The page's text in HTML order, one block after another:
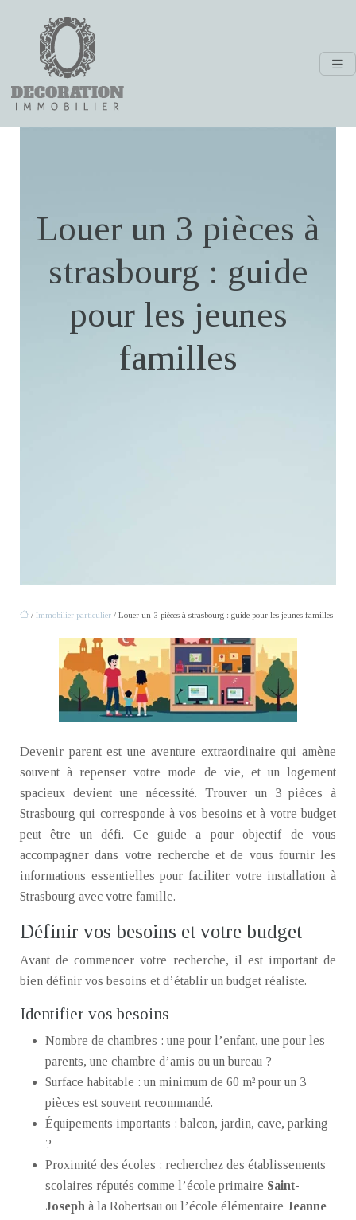
Louer un 3 pièces à
strasbourg : guide
pour les jeunes
familles
/ Immobilier particulier / Louer un 3 pièces à strasbourg : guide pour les jeunes familles
Devenir parent est une aventure extraordinaire qui amène
souvent à repenser votre mode de vie, et un logement
spacieux devient une nécessité. Trouver un 3 pièces à
Strasbourg qui corresponde à vos besoins et à votre budget
peut être un défi. Ce guide a pour objectif de vous
accompagner dans votre recherche et de vous fournir les
informations essentielles pour faciliter votre installation à
Strasbourg avec votre famille.
Définir vos besoins et votre budget
Avant de commencer votre recherche, il est important de
bien définir vos besoins et d’établir un budget réaliste.
Identifier vos besoins
Nombre de chambres : une pour l’enfant, une pour les
parents, une chambre d’amis ou un bureau ?
Surface habitable : un minimum de 60 m² pour un 3
pièces est souvent recommandé.
Équipements importants : balcon, jardin, cave, parking
?
Proximité des écoles : recherchez des établissements
scolaires réputés comme l’école primaire Saint-
Joseph à la Robertsau ou l’école élémentaire Jeanne